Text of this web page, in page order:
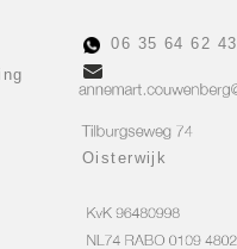
06 35 64 62 43
Oisterwijk